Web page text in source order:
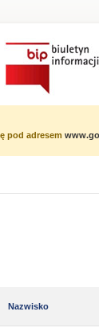
pod adresem
Nazwisko